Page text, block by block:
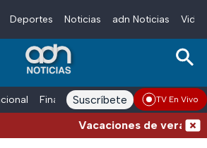
Deportes Noticias adn Noticias
Finanzas adn Noticias Radio
Suscríbete TV En Vivo
Vacaciones de verano